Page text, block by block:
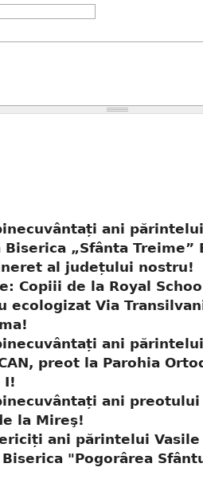
ani
Biserica „Sfânta Treime”
al județului nostru!
Copiii de la Royal
ecologizat Via
ani părintelui
preot la Parohia
I!
ani preotului
la Mireş!
ani părintelui Vasile
"Pogorârea